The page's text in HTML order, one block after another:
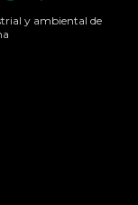
y ambiental de